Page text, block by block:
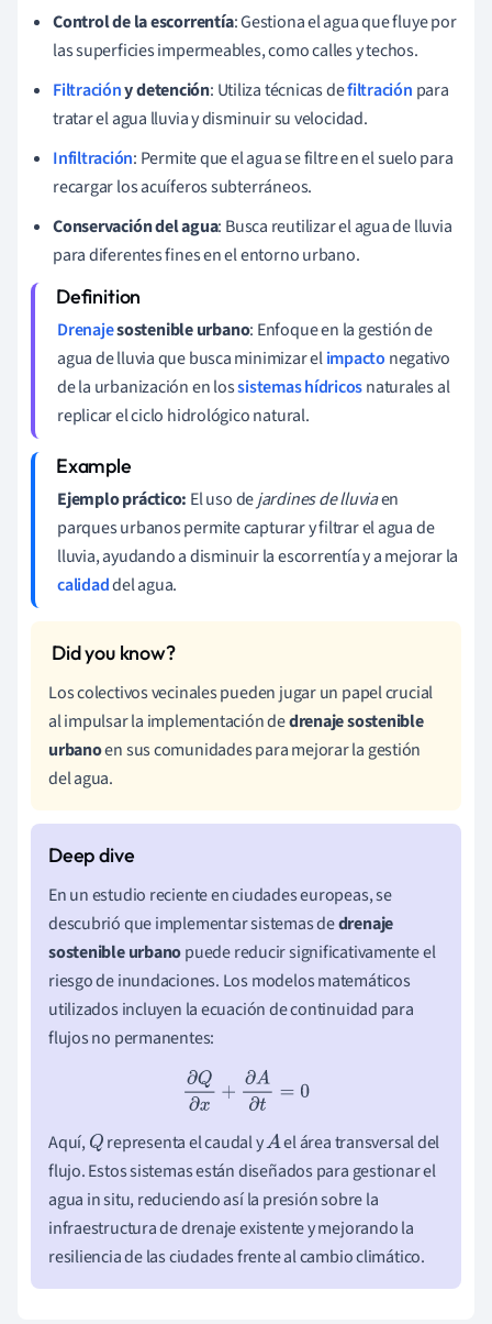
Control de la escorrentía: Gestiona el agua que fluye por
las superficies impermeables, como calles y techos.
Filtracióny detención: Utiliza técnicas defiltración para
tratar el agua lluvia y disminuir su velocidad.
Infiltración: Permite que el agua se filtre en el suelo para
recargar los acuíferos subterráneos.
Conservación del agua: Busca reutilizar el agua de lluvia
para diferentes fines en el entorno urbano.
Drenajesostenible urbano: Enfoque en la gestión de
agua de lluvia que busca minimizar elimpacto negativo
de la urbanización en lossistemas hídricosnaturales al
replicar el ciclo hidrológico natural.
Ejemplo práctico: El uso dejardines de lluviaen
parques urbanos permite capturar y filtrar el agua de
lluvia, ayudando a disminuir la escorrentía y a mejorar la
calidaddel agua.
Los colectivos vecinales pueden jugar un papel crucial
al impulsar la implementación dedrenaje sostenible
urbanoen sus comunidades para mejorar la gestión
del agua.
En un estudio reciente en ciudades europeas, se
descubrió que implementar sistemas dedrenaje
sostenible urbanopuede reducir significativamente el
riesgo de inundaciones. Los modelos matemáticos
utilizados incluyen la ecuación de continuidad para
flujos no permanentes:
∂Q ∂x +∂A∂t =0
Aquí, Q representa el caudal yA el área transversal del
flujo. Estos sistemas están diseñados para gestionar el
agua in situ, reduciendo así la presión sobre la
infraestructura de drenaje existente y mejorando la
resiliencia de las ciudades frente al cambio climático.